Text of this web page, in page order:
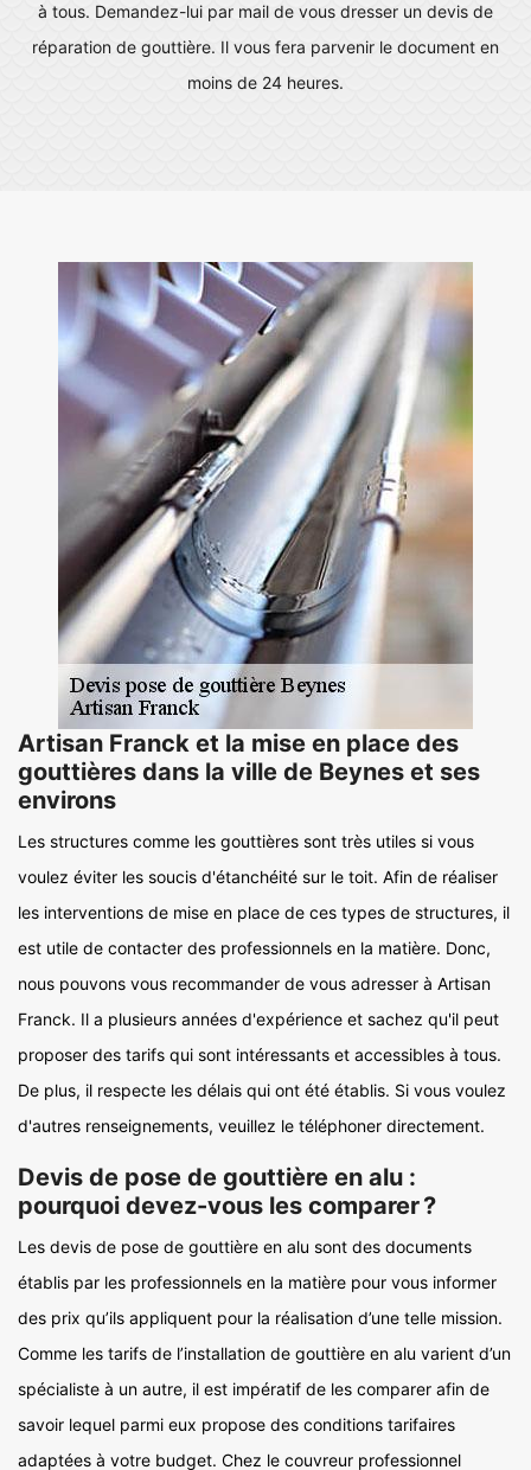
à tous. Demandez-lui par mail de vous dresser un devis de
réparation de gouttière. Il vous fera parvenir le document en
moins de 24 heures.
Artisan Franck et la mise en place des
gouttières dans la ville de Beynes et ses
environs
Les structures comme les gouttières sont très utiles si vous
voulez éviter les soucis d'étanchéité sur le toit. Afin de réaliser
les interventions de mise en place de ces types de structures, il
est utile de contacter des professionnels en la matière. Donc,
nous pouvons vous recommander de vous adresser à Artisan
Franck. Il a plusieurs années d'expérience et sachez qu'il peut
proposer des tarifs qui sont intéressants et accessibles à tous.
De plus, il respecte les délais qui ont été établis. Si vous voulez
d'autres renseignements, veuillez le téléphoner directement.
Devis de pose de gouttière en alu :
pourquoi devez-vous les comparer ?
Les devis de pose de gouttière en alu sont des documents
établis par les professionnels en la matière pour vous informer
des prix qu’ils appliquent pour la réalisation d’une telle mission.
Comme les tarifs de l’installation de gouttière en alu varient d’un
spécialiste à un autre, il est impératif de les comparer afin de
savoir lequel parmi eux propose des conditions tarifaires
adaptées à votre budget. Chez le couvreur professionnel